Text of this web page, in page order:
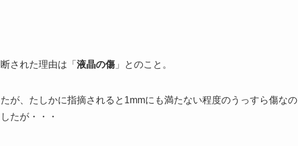
された理由は「 液晶の傷 」とのこと。
が、たしかに指摘されると1mmにも満たない程度のうっすら傷なの
たが・・・